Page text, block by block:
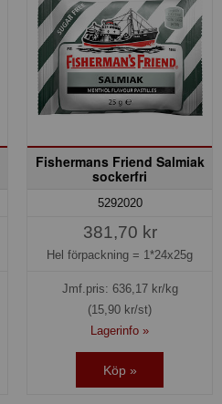
Fishermans Friend Salmiak
sockerfri
5292020
381,70 kr
Hel förpackning = 1*24x25g
Jmf.pris: 636,17kr/kg
(15,90 kr/st)
Lagerinfo »
Köp »